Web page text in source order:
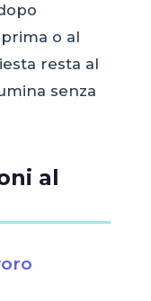
o al
resta al
senza
al